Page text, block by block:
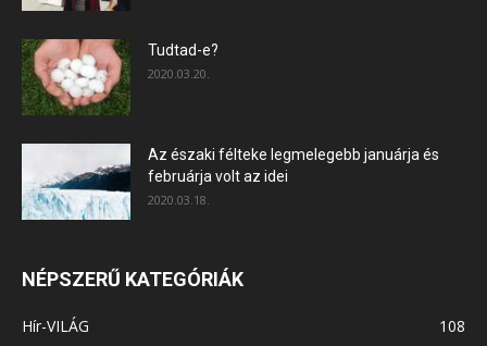
Tudtad-e?
2020.03.20.
Az északi félteke legmelegebb januárja és
februárja volt az idei
2020.03.18.
NÉPSZERŰ KATEGÓRIÁK
Hír-VILÁG
108